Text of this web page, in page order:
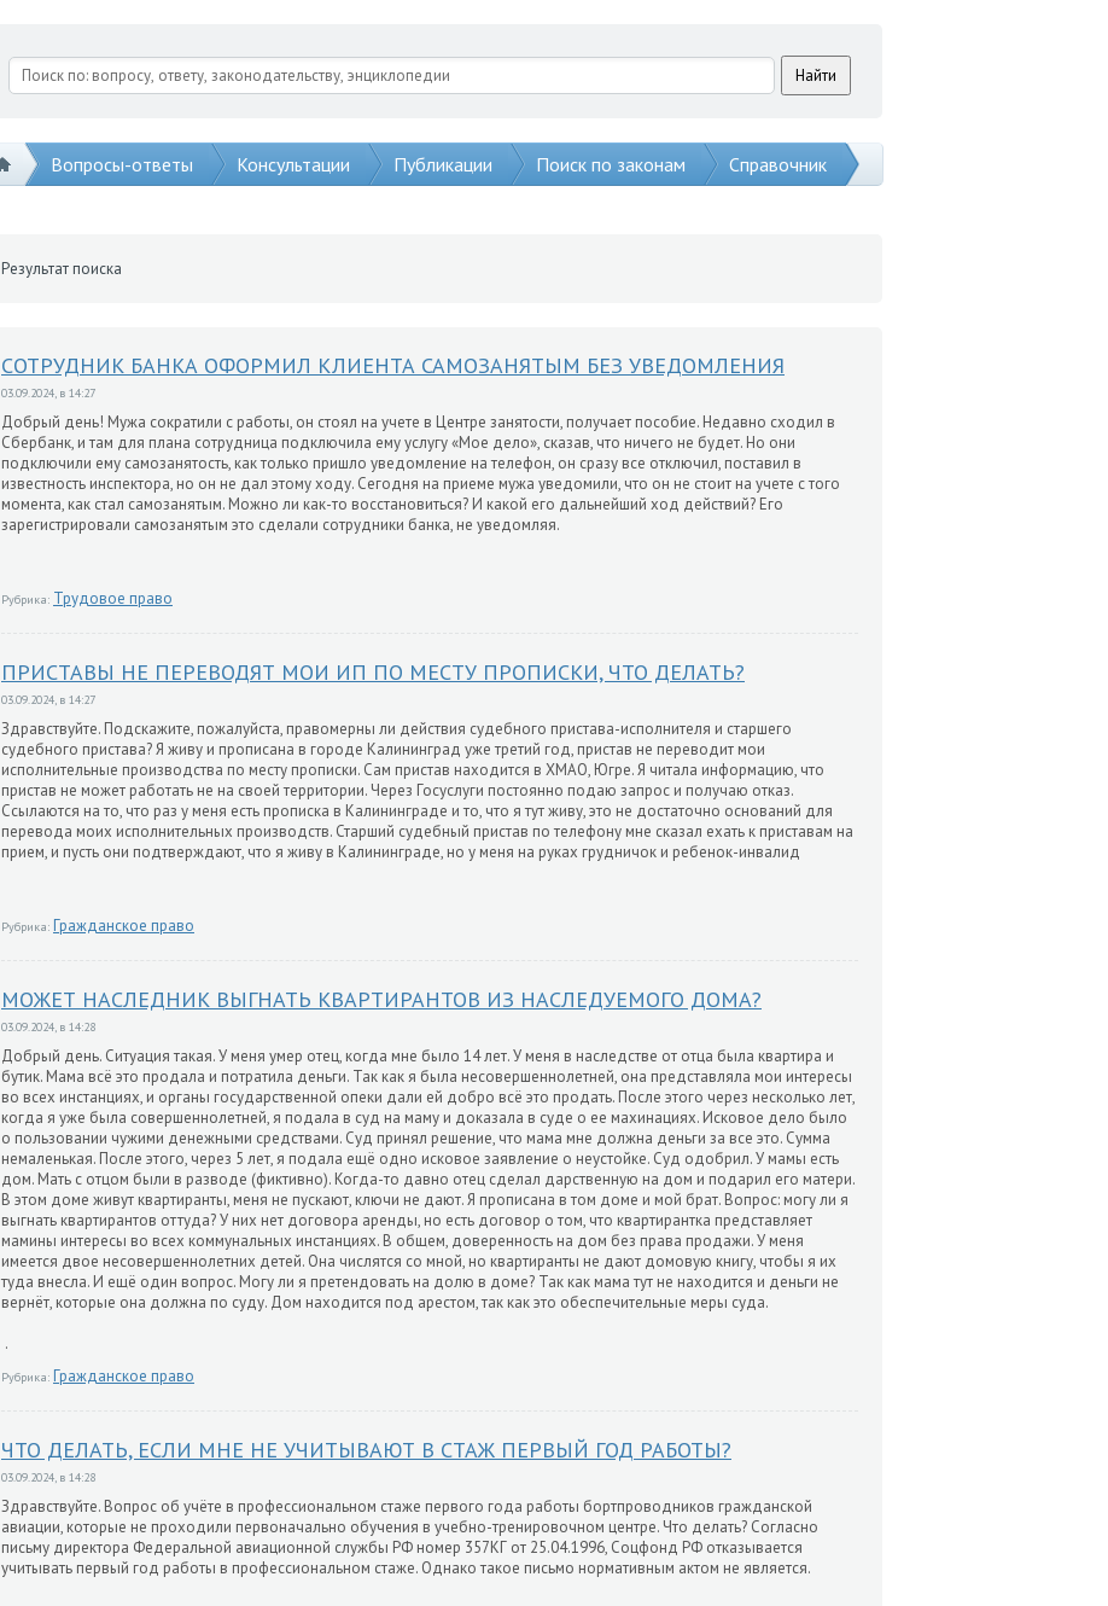
Вопросы-ответы Консультации Публикации Поиск по законам Справочник
Результат поиска
СОТРУДНИК БАНКА ОФОРМИЛ КЛИЕНТА САМОЗАНЯТЫМ БЕЗ УВЕДОМЛЕНИЯ
03.09.2024, в 14:27
Добрый день! Мужа сократили с работы, он стоял на учете в Центре занятости, получает пособие. Недавно сходил в
Сбербанк, и там для плана сотрудница подключила ему услугу «Мое дело», сказав, что ничего не будет. Но они
подключили ему самозанятость, как только пришло уведомление на телефон, он сразу все отключил, поставил в
известность инспектора, но он не дал этому ходу. Сегодня на приеме мужа уведомили, что он не стоит на учете с того
момента, как стал самозанятым. Можно ли как-то восстановиться? И какой его дальнейший ход действий? Его
зарегистрировали самозанятым это сделали сотрудники банка, не уведомляя.
Рубрика: Трудовое право
ПРИСТАВЫ НЕ ПЕРЕВОДЯТ МОИ ИП ПО МЕСТУ ПРОПИСКИ, ЧТО ДЕЛАТЬ?
03.09.2024, в 14:27
Здравствуйте. Подскажите, пожалуйста, правомерны ли действия судебного пристава-исполнителя и старшего
судебного пристава? Я живу и прописана в городе Калининград уже третий год, пристав не переводит мои
исполнительные производства по месту прописки. Сам пристав находится в ХМАО, Югре. Я читала информацию, что
пристав не может работать не на своей территории. Через Госуслуги постоянно подаю запрос и получаю отказ.
Ссылаются на то, что раз у меня есть прописка в Калининграде и то, что я тут живу, это не достаточно оснований для
перевода моих исполнительных производств. Старший судебный пристав по телефону мне сказал ехать к приставам на
прием, и пусть они подтверждают, что я живу в Калининграде, но у меня на руках грудничок и ребенок-инвалид
Рубрика: Гражданское право
МОЖЕТ НАСЛЕДНИК ВЫГНАТЬ КВАРТИРАНТОВ ИЗ НАСЛЕДУЕМОГО ДОМА?
03.09.2024, в 14:28
Добрый день. Ситуация такая. У меня умер отец, когда мне было 14 лет. У меня в наследстве от отца была квартира и
бутик. Мама всё это продала и потратила деньги. Так как я была несовершеннолетней, она представляла мои интересы
во всех инстанциях, и органы государственной опеки дали ей добро всё это продать. После этого через несколько лет,
когда я уже была совершеннолетней, я подала в суд на маму и доказала в суде о ее махинациях. Исковое дело было
о пользовании чужими денежными средствами. Суд принял решение, что мама мне должна деньги за все это. Сумма
немаленькая. После этого, через 5 лет, я подала ещё одно исковое заявление о неустойке. Суд одобрил. У мамы есть
дом. Мать с отцом были в разводе (фиктивно). Когда-то давно отец сделал дарственную на дом и подарил его матери.
В этом доме живут квартиранты, меня не пускают, ключи не дают. Я прописана в том доме и мой брат. Вопрос: могу ли я
выгнать квартирантов оттуда? У них нет договора аренды, но есть договор о том, что квартирантка представляет
мамины интересы во всех коммунальных инстанциях. В общем, доверенность на дом без права продажи. У меня
имеется двое несовершеннолетних детей. Она числятся со мной, но квартиранты не дают домовую книгу, чтобы я их
туда внесла. И ещё один вопрос. Могу ли я претендовать на долю в доме? Так как мама тут не находится и деньги не
вернёт, которые она должна по суду. Дом находится под арестом, так как это обеспечительные меры суда.
.
Рубрика: Гражданское право
ЧТО ДЕЛАТЬ, ЕСЛИ МНЕ НЕ УЧИТЫВАЮТ В СТАЖ ПЕРВЫЙ ГОД РАБОТЫ?
03.09.2024, в 14:28
Здравствуйте. Вопрос об учёте в профессиональном стаже первого года работы бортпроводников гражданской
авиации, которые не проходили первоначально обучения в учебно-тренировочном центре. Что делать? Согласно
письму директора Федеральной авиационной службы РФ номер 357КГ от 25.04.1996, Соцфонд РФ отказывается
учитывать первый год работы в профессиональном стаже. Однако такое письмо нормативным актом не является.